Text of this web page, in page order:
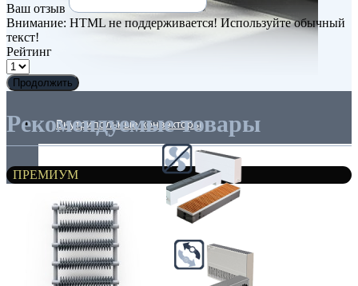
Внутрипольные конвекторы
Без вентилятора
Ваш отзыв
Внимание: HTML не поддерживается! Используйте обычный
текст!
Рейтинг
Продолжить
Рекомендуемые товары
ПРЕМИУМ